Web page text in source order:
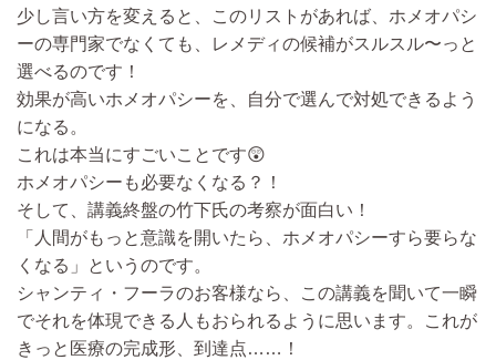
少し言い方を変えると、
このリストがあれば、ホメオパシ
ーの専門家でなくても、レメディの候補がスルスル〜っと
選べるのです！
効果が高いホメオパシーを、自分で選んで対処できるよう
になる。
これは本当にすごいことです😲
ホメオパシーも必要なくなる？！
そして、 講義終盤の竹下氏の考察が面白い！
「人間がもっと意識を開いたら、ホメオパシーすら要らな
くなる」
というのです。
シャンティ・フーラのお客様なら、この講義を聞いて一瞬
でそれを体現できる人もおられるように思います。これが
きっと医療の完成形、到達点……！